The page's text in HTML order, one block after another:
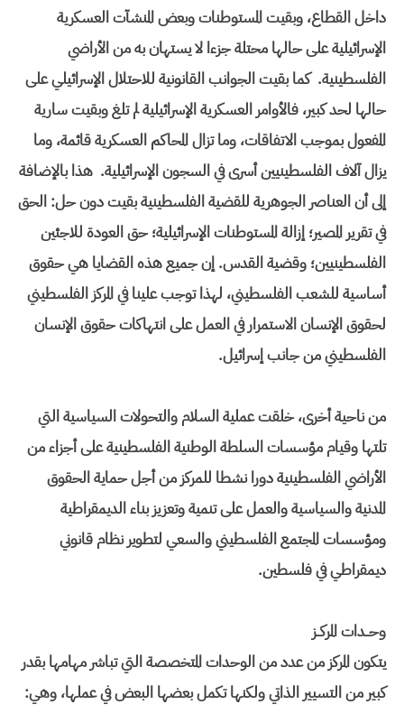
داخل القطاع، وبقيت المستوطنات وبعض المنشآت العسكرية
الإسرائيلية على حالها محتلة جزءا لا يستهان به من الأراضي
الفلسطينية. كما بقيت الجوانب القانونية للاحتلال الإسرائيلي على
حالها لحد كبير، فالأوامر العسكرية الإسرائيلية لم تلغ وبقيت سارية
المفعول بموجب الاتفاقات، وما تزال المحاكم العسكرية قائمة، وما
يزال آلاف الفلسطينيين أسرى في السجون الإسرائيلية. هذا بالإضافة
إلى أن العناصر الجوهرية للقضية الفلسطينية بقيت دون حل: الحق
في تقرير المصير؛ إزالة المستوطنات الإسرائيلية؛ حق العودة للاجئين
الفلسطينيين؛ وقضية القدس. إن جميع هذه القضايا هي حقوق
أساسية للشعب الفلسطيني، لهذا توجب علينا في المركز الفلسطيني
لحقوق الإنسان الاستمرار في العمل على انتهاكات حقوق الإنسان
الفلسطيني من جانب إسرائيل.
من ناحية أخرى، خلقت عملية السلام والتحولات السياسية التي
تلتها وقيام مؤسسات السلطة الوطنية الفلسطينية على أجزاء من
الأراضي الفلسطينية دورا نشطا للمركز من أجل حماية الحقوق
المدنية والسياسية والعمل على تنمية وتعزيز بناء الديمقراطية
ومؤسسات المجتمع الفلسطيني والسعي لتطوير نظام قانوني
ديمقراطي في فلسطين.
وحــدات المركــز
يتكون المركز من عدد من الوحدات المتخصصة التي تباشر مهامها بقدر
كبير من التسيير الذاتي ولكنها تكمل بعضها البعض في عملها، وهي: